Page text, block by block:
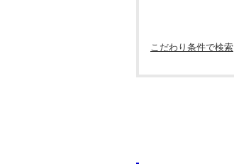
こだわり条件で検索